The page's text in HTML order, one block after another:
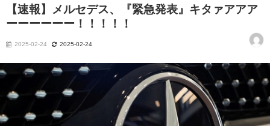
【速報】メルセデス、『緊急発表』キタァアアア
ーーーーーー！！！！！
2025-02-24 2025-02-24